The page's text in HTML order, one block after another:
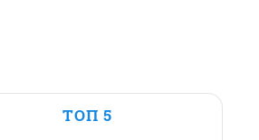
ТОП 5